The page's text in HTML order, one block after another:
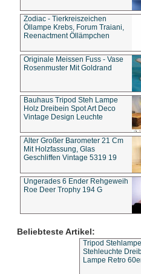
Zodiac - Tierkreiszeichen
Öllampe Krebs, Forum Traiani,
Reenactment Öllämpchen
Originale Meissen Fuss - Vase
Rosenmuster Mit Goldrand
Bauhaus Tripod Steh Lampe
Holz Dreibein Spot Art Deco
Vintage Design Leuchte
Alter Großer Barometer 21 Cm
Mit Holzfassung, Glas
Geschliffen Vintage 5319 19
Ungerades 6 Ender Rehgeweih
Roe Deer Trophy 194 G
Beliebteste Artikel:
Tripod
Stehleuchte
Lampe Retro